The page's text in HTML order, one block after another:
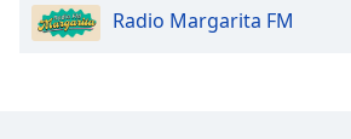
Radio Margarita FM